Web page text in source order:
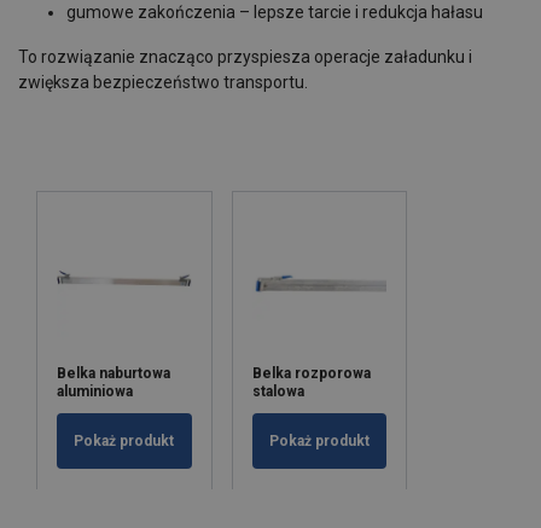
gumowe zakończenia – lepsze tarcie i redukcja hałasu
To rozwiązanie znacząco przyspiesza operacje załadunku i
zwiększa bezpieczeństwo transportu.
Belka naburtowa
aluminiowa
Pokaż produkt
Belka rozporowa
stalowa
Pokaż produkt